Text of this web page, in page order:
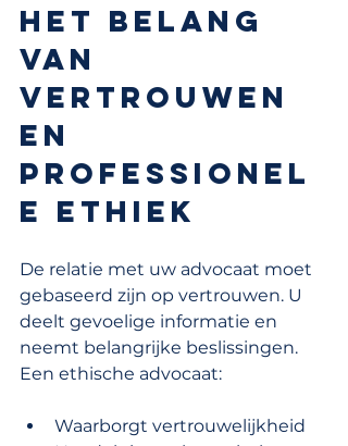
Het belang
van
vertrouwen
en
professionel
e ethiek
De relatie met uw advocaat moet
gebaseerd zijn op vertrouwen. U
deelt gevoelige informatie en
neemt belangrijke beslissingen.
Een ethische advocaat:
Waarborgt vertrouwelijkheid